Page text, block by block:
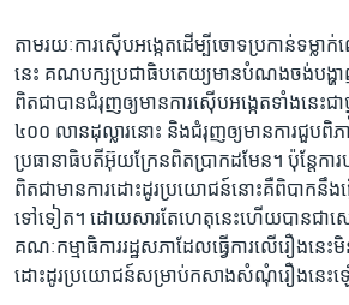
តាម​រយៈ​ការ​ស៊ើប​អង្កេត​ដើម្បី​ចោទ​ប្រកាន់​ទម្
នេះ គណបក្ស​ប្រជាធិបតេយ្យ​មាន​បំណង​ចង់​បង្ហ
ពិតជា​បាន​ជំរុញ​ឲ្យ​មាន​ការ​ស៊ើប​អង្កេត​ទាំង​នេះ​
៤០០ លាន​ដុល្លារ​នោះ និង​ជំរុញ​ឲ្យ​មាន​ការ​ជួប​ពិភ
ប្រធានាធិបតី​អ៊ុយក្រែន​ពិត​ប្រាកដ​មែន។ ប៉ុន្តែ​ការ​
ពិតជា​មាន​ការ​ដោះដូរ​ប្រយោជន៍​នោះ​គឺ​ពិបាក​នឹង​ធ្
ទៅ​ទៀត។ ដោយសារតែ​ហេតុ​នេះ​ហើយ​បាន​ជា​ស
គណៈកម្មាធិការ​រដ្ឋសភា​ដែល​ធ្វើ​ការ​លើ​រឿង​នេះ​
ដោះដូរ​ប្រយោជន៍​សម្រាប់​កសាង​សំណុំ​រឿង​នេះ​ឡ